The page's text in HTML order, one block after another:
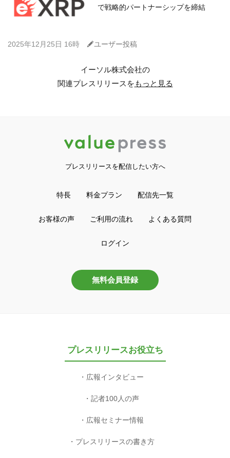
で戦略的パートナーシップを締結
2025年12月25日 16時 Cユーザー投稿
イーソル株式会社の
関連プレスリリースをもっと見る
プレスリリースを配信したい方へ
特長 料金プラン 配信先一覧
お客様の声 ご利用の流れ よくある質問
ログイン
無料会員登録
プレスリリースお役立ち
広報インタビュー
記者100人の声
広報セミナー情報
プレスリリースの書き方